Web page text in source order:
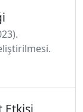
Etkisi